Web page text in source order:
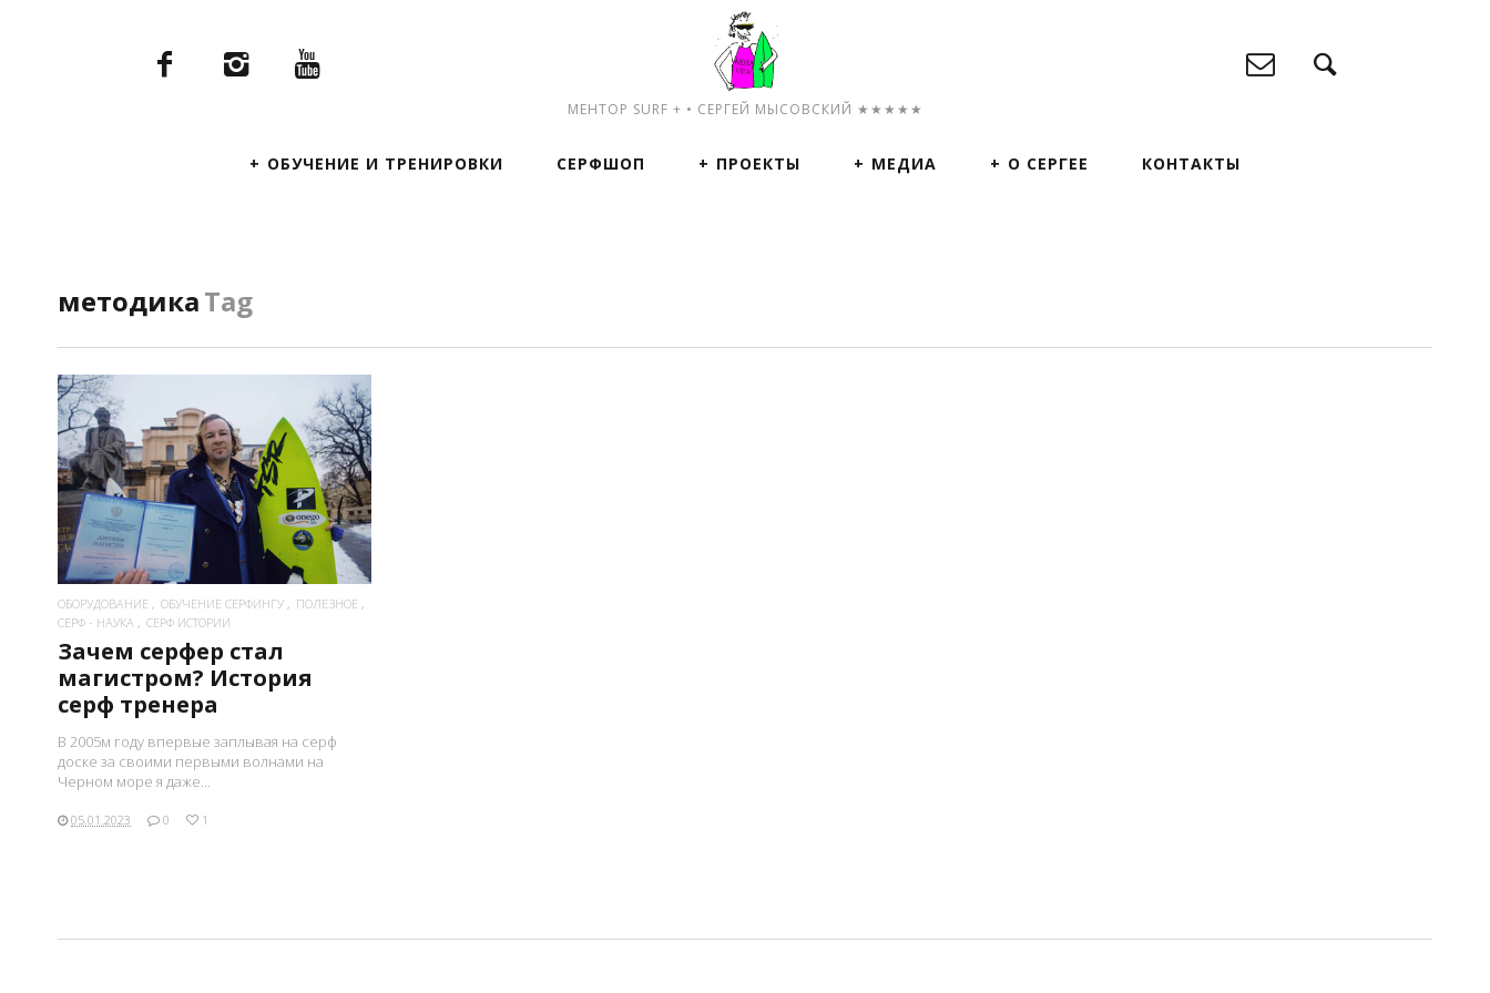
МЕНТОР SURF + • СЕРГЕЙ МЫСОВСКИЙ ★★★★★
ОБУЧЕНИЕ И ТРЕНИРОВКИ СЕРФШОП ПРОЕКТЫ МЕДИА О СЕРГЕЕ КОНТАКТЫ
методикаTag
ПОСМОТРЕТЬ
ОБОРУДОВАНИЕ ОБУЧЕНИЕ СЕРФИНГУ
ПОЛЕЗНОЕ
СЕРФ - НАУКА
СЕРФ ИСТОРИИ
Зачем серфер стал
магистром? История
серф тренера
В 2005м году впервые заплывая на серф
доске за своими первыми волнами на
Черном море я даже...
05.01.2023 0 1